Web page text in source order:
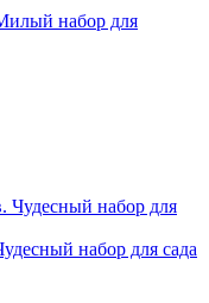
набор для
набор для сада